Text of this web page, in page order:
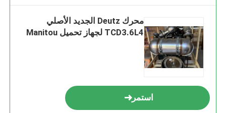
محرك Deutz الجديد الأصلي
TCD3.6L4 لجهاز تحميل Manitou
استمر